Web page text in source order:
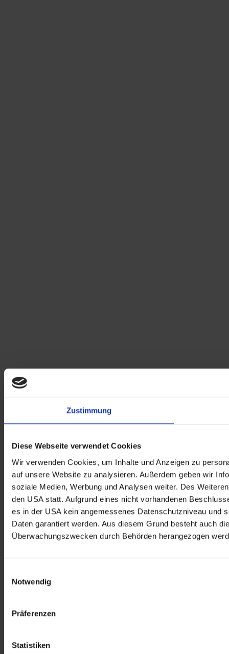
Zustimmung
Diese Webseite verwendet Cookies
Wir verwenden Cookies, um Inhalte und Anzeigen zu
auf unsere Website zu analysieren. Außerdem geben wir
soziale Medien, Werbung und Analysen weiter. Des
den USA statt. Aufgrund eines nicht vorhandenen
es in der USA kein angemessenes Datenschutzniveau und
Daten garantiert werden. Aus diesem Grund besteht auch
Überwachungszwecken durch Behörden herangezogen
Notwendig
Präferenzen
Statistiken